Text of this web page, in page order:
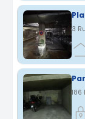
3